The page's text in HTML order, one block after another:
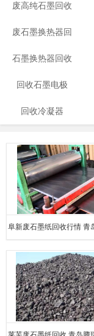
废高纯石墨回收
废石墨换热器回
收
石墨换热器回收
回收石墨电极
回收冷凝器
阜新废石墨纸回收行情 青
有限公司